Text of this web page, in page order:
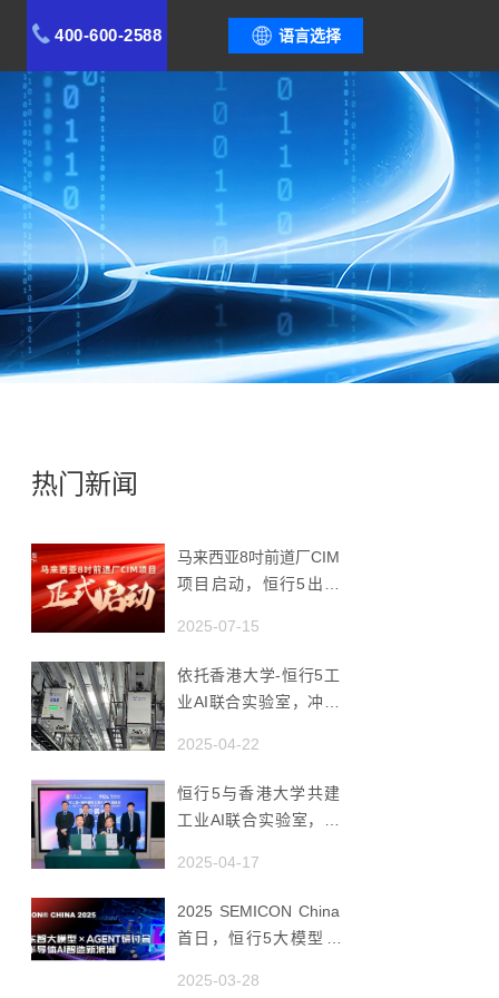
语言选择
400-600-2588
热门新闻
马来西亚8吋前道厂CIM
项目启动，恒行5出海
2025-07-15
依托香港大学-恒行5工
业AI联合实验室，冲破
花板”
2025-04-22
恒行5与香港大学共建
工业AI联合实验室，推
创新枢纽
2025-04-17
2025 SEMICON China
首日，恒行5大模型 ×
体AI智造新浪潮
2025-03-28